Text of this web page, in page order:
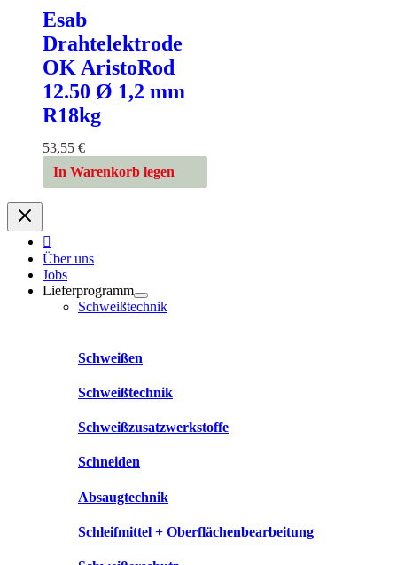
Esab
Drahtelektrode
OK AristoRod
12.50 Ø 1,2 mm
R18kg
53,55 €
In Warenkorb legen
Über uns
Jobs
Lieferprogramm
Schweißtechnik
Schweißen
Schweißtechnik
Schweißzusatzwerkstoffe
Schneiden
Absaugtechnik
Schleifmittel + Oberflächenbearbeitung